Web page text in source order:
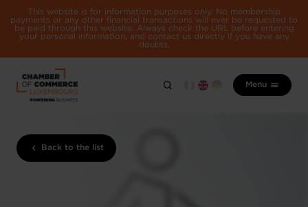
This website is for information purposes only. No membership
payments or any other financial transactions will ever be requested to
be paid through this website. Always check the URL before entering
your personal information, and contact us directly if you have any
doubts.
Menu
Back to the list